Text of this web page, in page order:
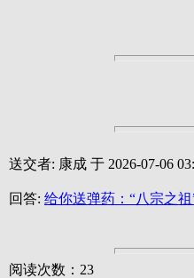
送交者: 康成 于 2026-07-06
回答: 给你送弹药：“八宗之
阅读次数：23